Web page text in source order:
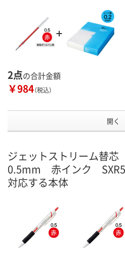
2点の合計金額
￥984（税込）
開く
ジェットストリーム替
0.5mm 赤インク
対応する本体